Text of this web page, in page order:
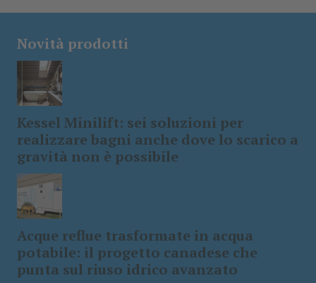
Novità prodotti
Kessel Minilift: sei soluzioni per
realizzare bagni anche dove lo scarico a
gravità non è possibile
Acque reflue trasformate in acqua
potabile: il progetto canadese che
punta sul riuso idrico avanzato